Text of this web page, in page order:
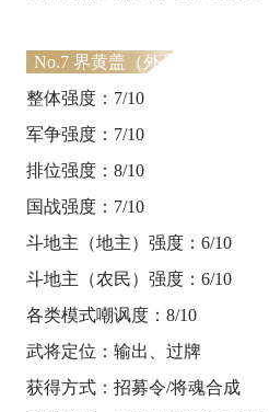
No.7 界黄盖（外号：盖子）
整体强度：7/10
军争强度：7/10
排位强度：8/10
国战强度：7/10
斗地主（地主）强度：6/10
斗地主（农民）强度：6/10
各类模式嘲讽度：8/10
武将定位：输出、过牌
获得方式：招募令/将魂合成